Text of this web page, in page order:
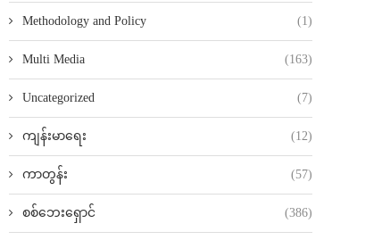
Methodology and Policy (1)
Multi Media (163)
Uncategorized (7)
ကျန်းမာရေး (12)
ကာတွန်း (57)
စစ်ဘေးရှောင် (386)